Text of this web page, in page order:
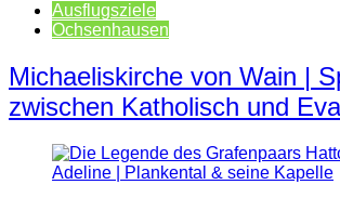
Ausflugsziele
Ochsenhausen
Michaeliskirche von Wain |
zwischen Katholisch und